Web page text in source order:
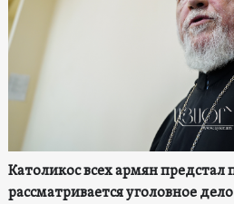
Католикос всех армян предстал
рассматривается уголовное